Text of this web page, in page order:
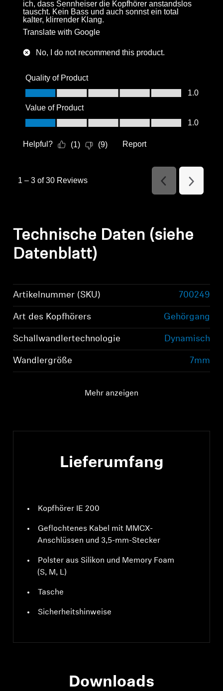
ich, dass Sennheiser die Kopfhörer anstandslos
tauscht. Kein Bass und auch sonnst ein total
kalter, klirrender Klang.
Translate with Google
No, I do not recommend this product.
Quality of Product
Quality of Product, 1.0 out of 5
1.0
Value of Product
Value of Product, 1.0 out of 5
1.0
Helpful? (1) (9) Report
1 – 3 of 30 Reviews
Previous
Reviews
Next
Reviews
Technische Daten (siehe
Datenblatt)
Artikelnummer (SKU) 700249
Art des Kopfhörers Gehörgang
Schallwandlertechnologie Dynamisch
Wandlergröße 7mm
Mehr anzeigen
Lieferumfang
Kopfhörer IE 200
Geflochtenes Kabel mit MMCX-
Anschlüssen und 3,5-mm-Stecker
Polster aus Silikon und Memory Foam
(S, M, L)
Tasche
Sicherheitshinweise
Downloads